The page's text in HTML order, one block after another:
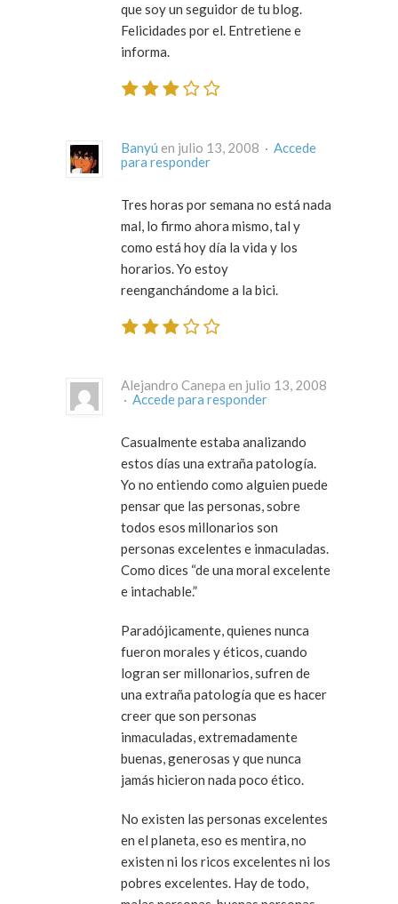
que soy un seguidor de tu blog.
Felicidades por el. Entretiene e
informa.
Banyú en julio 13, 2008 · Accede
para responder
Tres horas por semana no está nada
mal, lo firmo ahora mismo, tal y
como está hoy día la vida y los
horarios. Yo estoy
reenganchándome a la bici.
Alejandro Canepa en julio 13, 2008
· Accede para responder
Casualmente estaba analizando
estos días una extraña patología.
Yo no entiendo como alguien puede
pensar que las personas, sobre
todos esos millonarios son
personas excelentes e inmaculadas.
Como dices “de una moral excelente
e intachable.”
Paradójicamente, quienes nunca
fueron morales y éticos, cuando
logran ser millonarios, sufren de
una extraña patología que es hacer
creer que son personas
inmaculadas, extremadamente
buenas, generosas y que nunca
jamás hicieron nada poco ético.
No existen las personas excelentes
en el planeta, eso es mentira, no
existen ni los ricos excelentes ni los
pobres excelentes. Hay de todo,